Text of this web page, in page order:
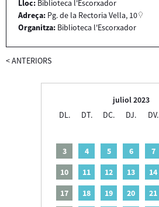
Lloc: Biblioteca l'Escorxador
Adreça: Pg. de la Rectoria Vella, 10
Organitza: Biblioteca l'Escorxador
<ANTERIORS
juliol 2023
DL.
DT. DC. DJ. DV.
3
4 5 6 7
10
11 12 13 14
17
18 19 20 21